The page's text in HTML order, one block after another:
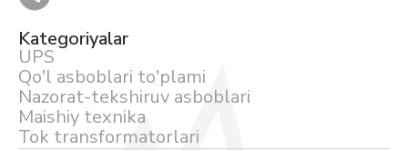
Kategoriyalar
UPS
Qo'l asboblari to'plami
Nazorat-tekshiruv asboblari
Maishiy texnika
Tok transformatorlari